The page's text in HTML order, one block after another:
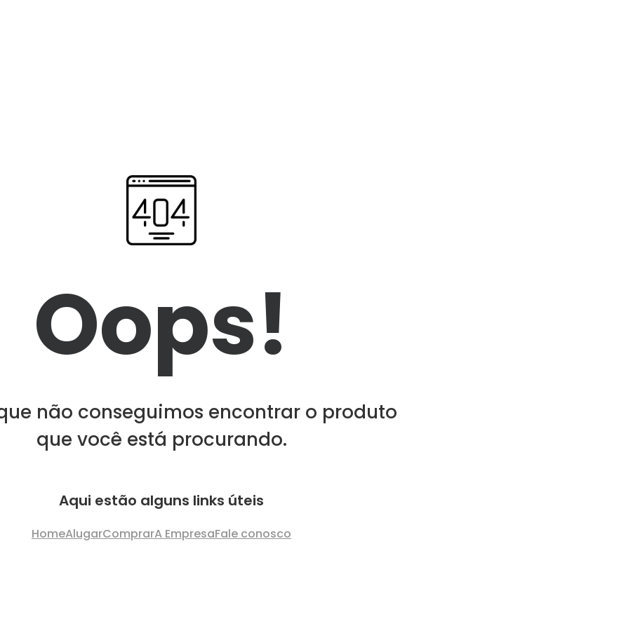
Oops!
não conseguimos encontrar o produto
que você está procurando.
Aqui estão alguns links úteis
HomeAlugarComprarA EmpresaFale conosco